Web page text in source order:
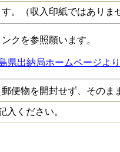
。（収入印紙ではありま
クを参照願います。
県出納局ホームページより
郵便物を開封せず、その
入ください。